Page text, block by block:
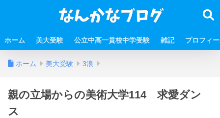
ホーム 美大受験 公立中高一貫校中学受験 雑記 プロフィ
ホーム 美大受験 3浪
親の立場からの美術大学114 求愛ダン
ス